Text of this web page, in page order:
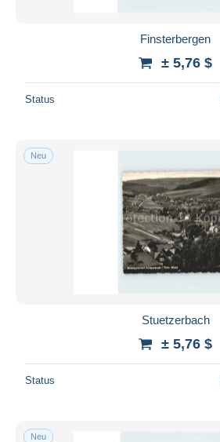
Finsterbergen
± 5,76 $
Status
Neu
Stuetzerbach
± 5,76 $
Status
Neu